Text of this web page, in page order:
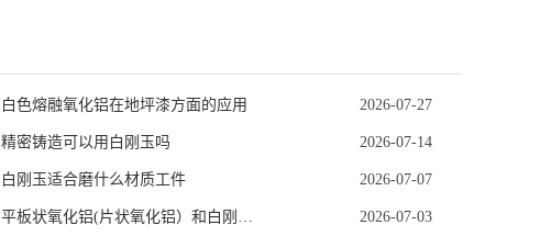
白色熔融氧化铝在地坪漆方面的应用 2026-07-27
精密铸造可以用白刚玉吗 2026-07-14
白刚玉适合磨什么材质工件 2026-07-07
平板状氧化铝(片状氧化铝）和白刚玉（白色熔融氧化铝WA）的区别 2026-07-03